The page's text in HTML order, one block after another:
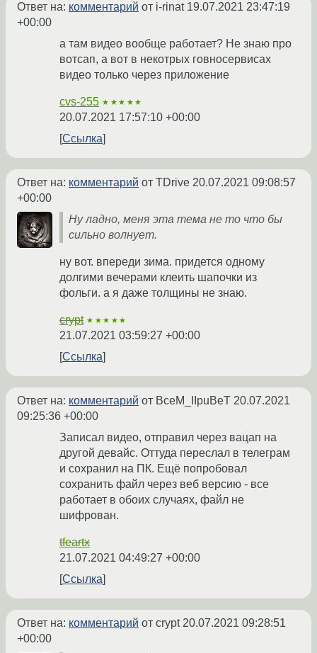
Ответ на: комментарий от i-rinat 19.07.2021 23:47:19
+00:00
а там видео вообще работает? Не знаю про
вотсап, а вот в некотрых говносервисах
видео только через приложение
cvs-255 ★★★★★
20.07.2021 17:57:10 +00:00
Ссылка
Ответ на: комментарий от TDrive 20.07.2021 09:08:57
+00:00
Ну ладно, меня эта тема не то что бы
сильно волнует.
ну вот. впереди зима. придется одному
долгими вечерами клеить шапочки из
фольги. а я даже толщины не знаю.
crypt ★★★★★
21.07.2021 03:59:27 +00:00
Ссылка
Ответ на: комментарий от BceM_IIpuBeT 20.07.2021
09:25:36 +00:00
Записал видео, отправил через вацап на
другой девайс. Оттуда переслал в телеграм
и сохранил на ПК. Ещё попробовал
сохранить файл через веб версию - все
работает в обоих случаях, файл не
шифрован.
tfeartx
21.07.2021 04:49:27 +00:00
Ссылка
Ответ на: комментарий от crypt20.07.2021 09:28:51
+00:00